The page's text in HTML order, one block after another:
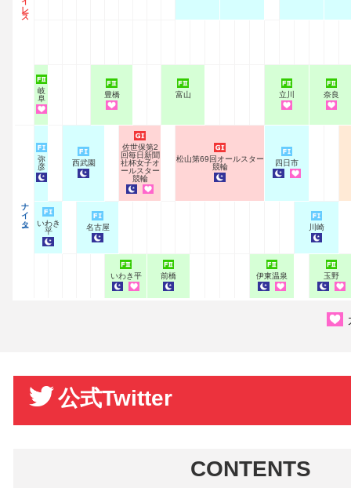
岐
阜
豊橋 富山 立川 奈良
ナイター
弥
彦
西武園
佐世保第2
回毎日新聞
社杯女子オ
ールスター
競輪
松山第69回オールスター
競輪
四日市
いわき
平
名古屋 川崎
いわき平 前橋 伊東温泉 玉野
公式Twitter
CONTENTS